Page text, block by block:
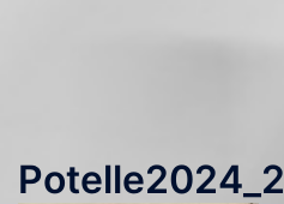
Potelle2024_2